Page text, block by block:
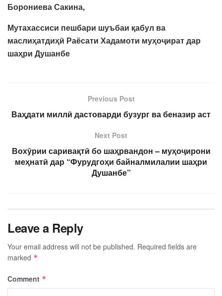
Борониева Сакина,
Мутахассиси пешбари шуъбаи қабул ва
маслиҳатдиҳӣ Раёсати Хадамоти муҳоҷират дар
шаҳри Душанбе
Previous Post
Ваҳдати миллӣ дастоварди бузург ва беназир аст
Next Post
Вохӯрии саривақтӣ бо шаҳрвандон – муҳоҷирони
меҳнатӣ дар “Фурудгоҳи байналмилалии шаҳри
Душанбе”
Leave a Reply
Your email address will not be published. Required fields are
marked *
Comment *